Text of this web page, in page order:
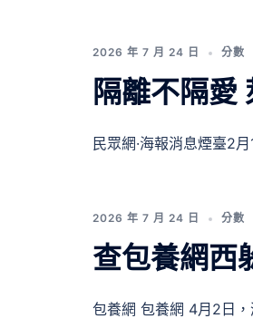
2026 年 7 月 24 日 分數
隔離不隔愛
民眾網·海報消息煙臺2
2026 年 7 月 24 日 分數
查包養網西
包養網 包養網 4月2日